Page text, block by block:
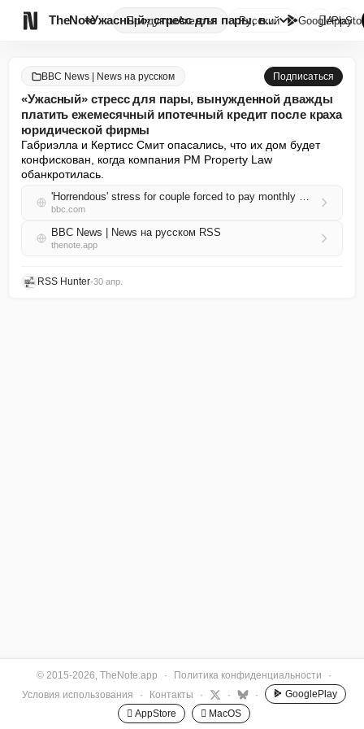
TheNote ПродуктыАгенты «Ужасный» стресс для пары, вын...
Русский GooglePlay

BBC News | News на русском Подписаться
«Ужасный» стресс для пары, вынужденной дважды
платить ежемесячный ипотечный кредит после краха
юридической фирмы
Габриэлла и Кертисс Смит опасались, что их дом будет
конфискован, когда компания PM Property Law
обанкротилась.
'Horrendous' stress for couple forced to pay monthly mortgage twice after law firm collapse
bbc.com
BBC News | News на русском RSS
thenote.app
RSS Hunter•30 апр.
© 2015-2026, TheNote.app · Политика конфиденциальности
·
Условия использования
· Контакты · · ·
GooglePlay
 AppStore
 MacOS